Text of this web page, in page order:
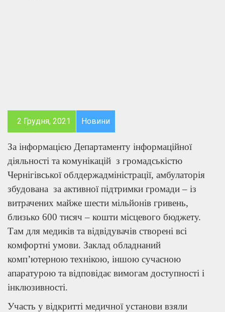
2 Грудня, 2021 Новини
За інформацією Департаменту інформаційної
діяльності та комунікацій з громадськістю
Чернігівської облдержадміністрації, амбулаторія
збудована за активної підтримки громади – із
витрачених майже шести мільйонів гривень,
близько 600 тисяч – кошти місцевого бюджету.
Там для медиків та відвідувачів створені всі
комфортні умови. Заклад обладнаний
комп’ютерною технікою, іншою сучасною
апаратурою та відповідає вимогам доступності і
інклюзивності.
Участь у відкритті медичної установи взяли